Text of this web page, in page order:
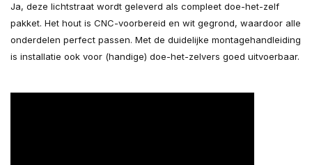
Ja, deze lichtstraat wordt geleverd als compleet doe-het-zelf
pakket. Het hout is CNC-voorbereid en wit gegrond, waardoor alle
onderdelen perfect passen. Met de duidelijke montagehandleiding
is installatie ook voor (handige) doe-het-zelvers goed uitvoerbaar.